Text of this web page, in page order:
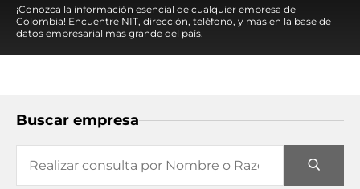
¡Conozca la información esencial de cualquier empresa de
Colombia! Encuentre NIT, dirección, teléfono, y mas en la base de
datos empresarial mas grande del país.
Buscar empresa